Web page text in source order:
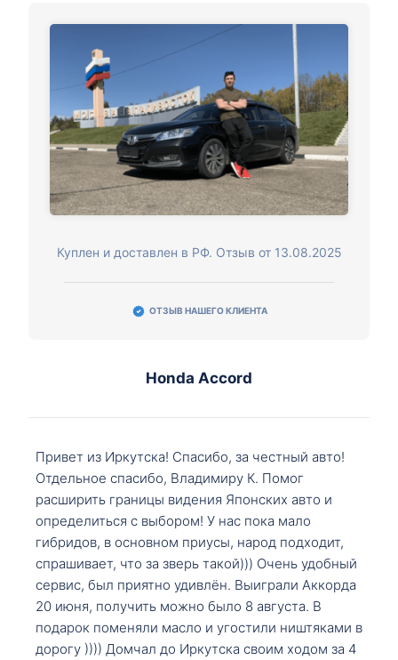
Куплен и доставлен в РФ. Отзыв от 13.08.2025
ОТЗЫВ НАШЕГО КЛИЕНТА
Honda Accord
Привет из Иркутска! Спасибо, за честный авто!
Отдельное спасибо, Владимиру К. Помог
расширить границы видения Японских авто и
определиться с выбором! У нас пока мало
гибридов, в основном приусы, народ подходит,
спрашивает, что за зверь такой))) Очень удобный
сервис, был приятно удивлён. Выиграли Аккорда
20 июня, получить можно было 8 августа. В
подарок поменяли масло и угостили ништяками в
дорогу )))) Домчал до Иркутска своим ходом за 4